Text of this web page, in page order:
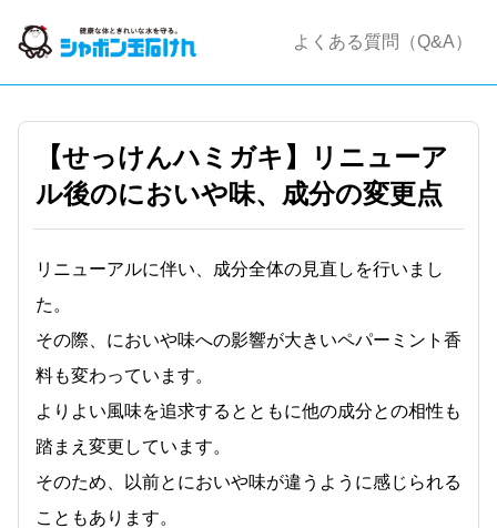
よくある質問（Q&A）
【せっけんハミガキ】リニューア
ル後のにおいや味、成分の変更点
リニューアルに伴い、成分全体の見直しを行いまし
た。
その際、においや味への影響が大きいペパーミント香
料も変わっています。
よりよい風味を追求するとともに他の成分との相性も
踏まえ変更しています。
そのため、以前とにおいや味が違うように感じられる
こともあります。